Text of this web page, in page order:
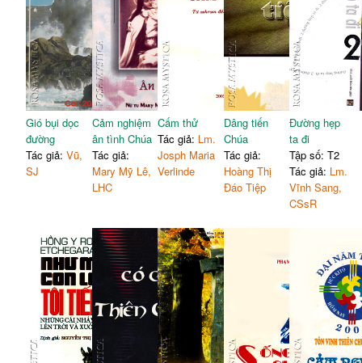
Gió bụi dọc
đường
Tác giả:Vũ,
SJ
Cảm nghiệm
ân tình Chúa
Tác giả:
Mary Mỹ Lê,
LHC
Cấm thử
Tác giả: Lm.
Josph Maria
Verlinde
Dâng tiến
Chúa
Tác giả:
Hoàng Thị
Đáo Tiệp
Đường hẹp
ta đi
Tập số: T2
Tác giả: Lm.
Vĩnh Sang,
CSsR